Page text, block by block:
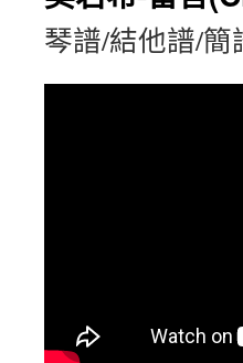
琴譜/結他譜/簡